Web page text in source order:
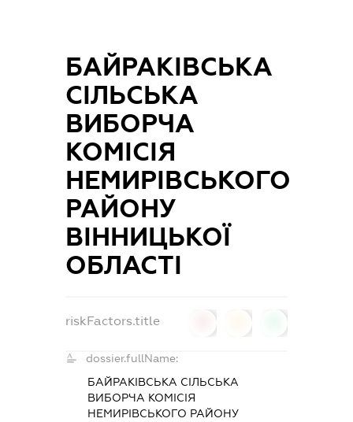
БАЙРАКІВСЬКА
СІЛЬСЬКА
ВИБОРЧА
КОМІСІЯ
НЕМИРІВСЬКОГО
РАЙОНУ
ВІННИЦЬКОЇ
ОБЛАСТІ
riskFactors.title
dossier.fullName:
БАЙРАКІВСЬКА СІЛЬСЬКА
ВИБОРЧА КОМІСІЯ
НЕМИРІВСЬКОГО РАЙОНУ